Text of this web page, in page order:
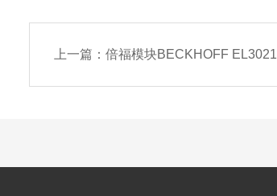
上一篇：倍福模块BECKHOFF EL3021